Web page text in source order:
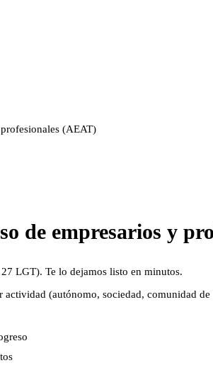
(AEAT)
de empresarios y
LGT). Te lo dejamos listo en minutos.
actividad (autónomo, sociedad, comunidad